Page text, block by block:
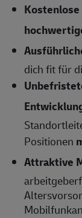
Kostenlose
dich fit für
Positionen
Attraktive